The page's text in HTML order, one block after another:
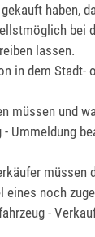
haben,
bei
lassen.
in dem
müssen und
Ummeldung
müssen
noch
-